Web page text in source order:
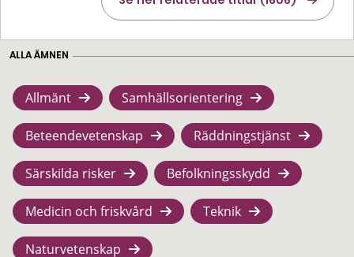
ALLA ÄMNEN
Allmänt Samhällsorientering
Beteendevetenskap Räddningstjänst
Särskilda risker Befolkningsskydd
Medicin och friskvård Teknik
Naturvetenskap